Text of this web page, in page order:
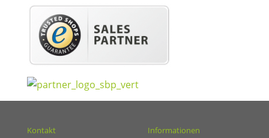
Kontakt Informationen